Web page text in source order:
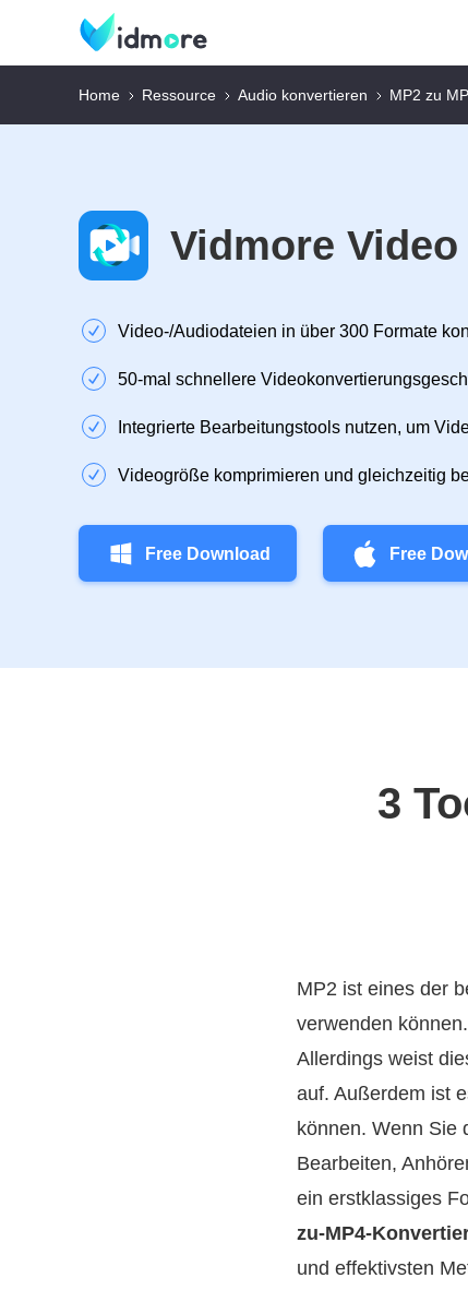
Home Ressource Audio konvertieren MP2 zu
Vidmore
Video‑/Audiodateien in über 300 Formate
50‑mal schnellere
Integrierte Bearbeitungstools nutzen, um
Videogröße komprimieren und gleichzeitig
Free Download Free
3
MP2 ist eines der
verwenden
Allerdings weist
auf. Außerdem ist
können. Wenn Sie
Bearbeiten,
ein erstklassiges
zu-MP4-
und effektivsten